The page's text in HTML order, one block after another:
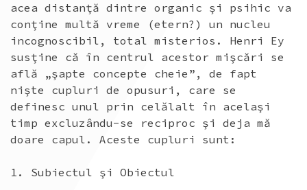
acea distanţă dintre organic şi psihic va
conţine multă vreme (etern?) un nucleu
incognoscibil, total misterios. Henri Ey
susţine că în centrul acestor mişcări se
află „şapte concepte cheie”, de fapt
nişte cupluri de opusuri, care se
definesc unul prin celălalt în acelaşi
timp excluzându-se reciproc şi deja mă
doare capul. Aceste cupluri sunt:
1. Subiectul şi Obiectul